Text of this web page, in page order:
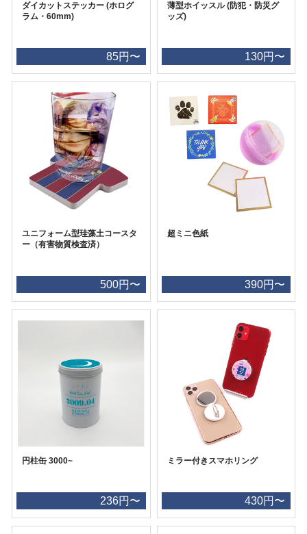
ダイカットステッカー (ホログ
ラム・60mm)
85円〜
薄型ホイッスル (防犯・防災グ
ッズ)
130円〜
ユニフォーム型珪藻土コースタ
ー（有害物質検査済）
500円〜
超ミニ色紙
390円〜
円柱缶 3000~
236円〜
ミラー付きスマホリング
430円〜